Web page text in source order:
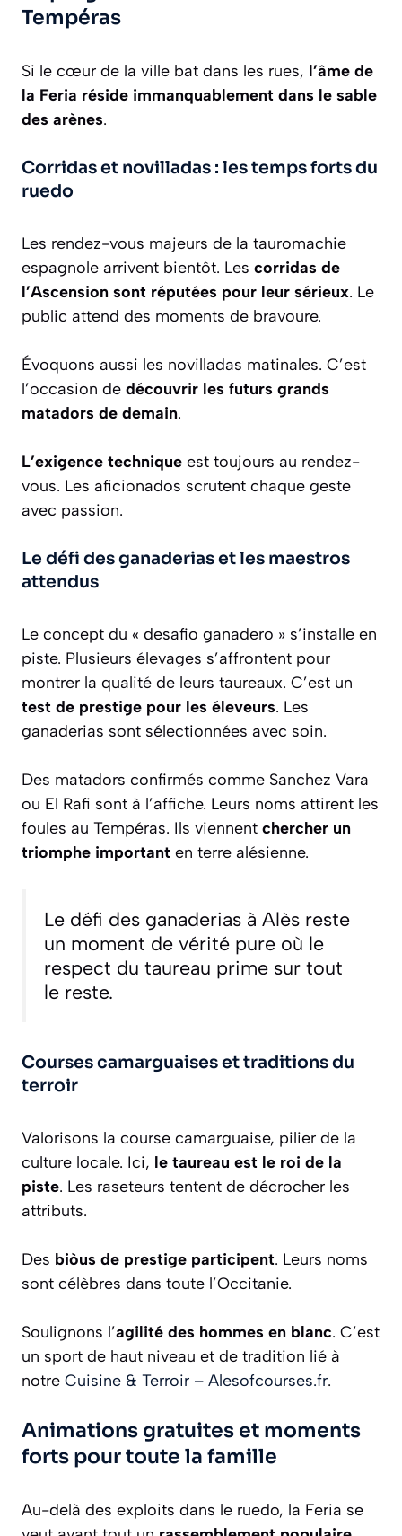
Tempéras
Si le cœur de la ville bat dans les rues, l’âme de
la Feria réside immanquablement dans le sable
des arènes.
Corridas et novilladas : les temps forts du
ruedo
Les rendez-vous majeurs de la tauromachie
espagnole arrivent bientôt. Les corridas de
l’Ascension sont réputées pour leur sérieux. Le
public attend des moments de bravoure.
Évoquons aussi les novilladas matinales. C’est
l’occasion de découvrir les futurs grands
matadors de demain.
L’exigence technique est toujours au rendez-
vous. Les aficionados scrutent chaque geste
avec passion.
Le défi des ganaderias et les maestros
attendus
Le concept du « desafio ganadero » s’installe en
piste. Plusieurs élevages s’affrontent pour
montrer la qualité de leurs taureaux. C’est un
test de prestige pour les éleveurs. Les
ganaderias sont sélectionnées avec soin.
Des matadors confirmés comme Sanchez Vara
ou El Rafi sont à l’affiche. Leurs noms attirent les
foules au Tempéras. Ils viennent chercher un
triomphe important en terre alésienne.
Le défi des ganaderias à Alès reste
un moment de vérité pure où le
respect du taureau prime sur tout
le reste.
Courses camarguaises et traditions du
terroir
Valorisons la course camarguaise, pilier de la
culture locale. Ici, le taureau est le roi de la
piste. Les raseteurs tentent de décrocher les
attributs.
Des biòus de prestige participent. Leurs noms
sont célèbres dans toute l’Occitanie.
Soulignons l’agilité des hommes en blanc. C’est
un sport de haut niveau et de tradition lié à
notre Cuisine & Terroir – Alesofcourses.fr.
Animations gratuites et moments
forts pour toute la famille
Au-delà des exploits dans le ruedo, la Feria se